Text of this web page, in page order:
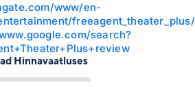
www/en-
freeagent_theater_plus/
search?
Hinnavaatluses